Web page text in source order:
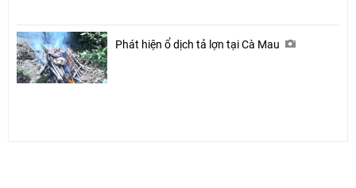
Phát hiện ổ dịch tả lợn tại Cà Mau